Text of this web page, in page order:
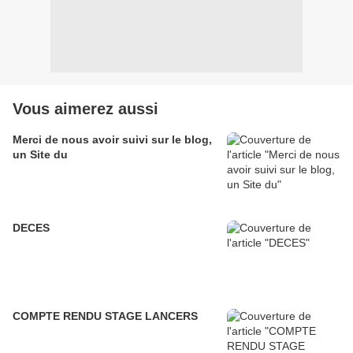
Vous aimerez aussi
Merci de nous avoir suivi sur le blog,
un Site du
DECES
COMPTE RENDU STAGE LANCERS